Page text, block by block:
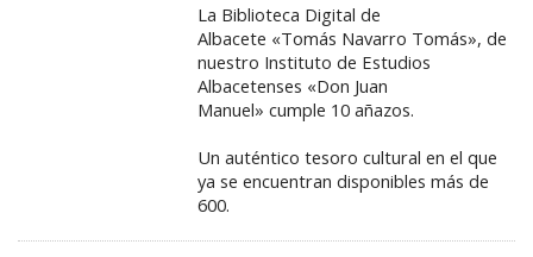
La Biblioteca Digital de
Albacete «Tomás Navarro Tomás», de
nuestro Instituto de Estudios
Albacetenses «Don Juan
Manuel» cumple 10 añazos.
Un auténtico tesoro cultural en el que
ya se encuentran disponibles más de
600.